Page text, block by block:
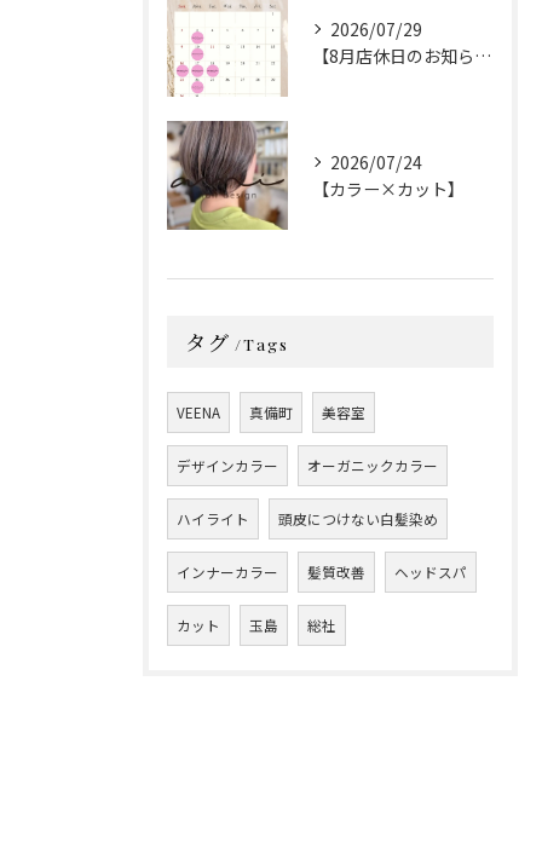
2026/07/29
【8月店休日のお知らせ】
2026/07/24
【カラー×カット】
タグ Tags
VEENA 真備町 美容室
デザインカラー オーガニックカラー
ハイライト 頭皮につけない白髪染め
インナーカラー 髪質改善 ヘッドスパ
カット 玉島 総社